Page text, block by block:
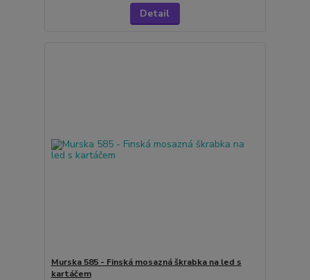
Detail
Murska 585 - Finská mosazná škrabka na led s
kartáčem